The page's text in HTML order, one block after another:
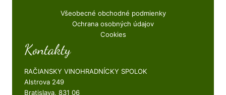
Všeobecné obchodné podmienky
Ochrana osobných údajov
Cookies
Kontakty
RAČIANSKY VINOHRADNÍCKY SPOLOK
Alstrova 249
Bratislava, 831 06